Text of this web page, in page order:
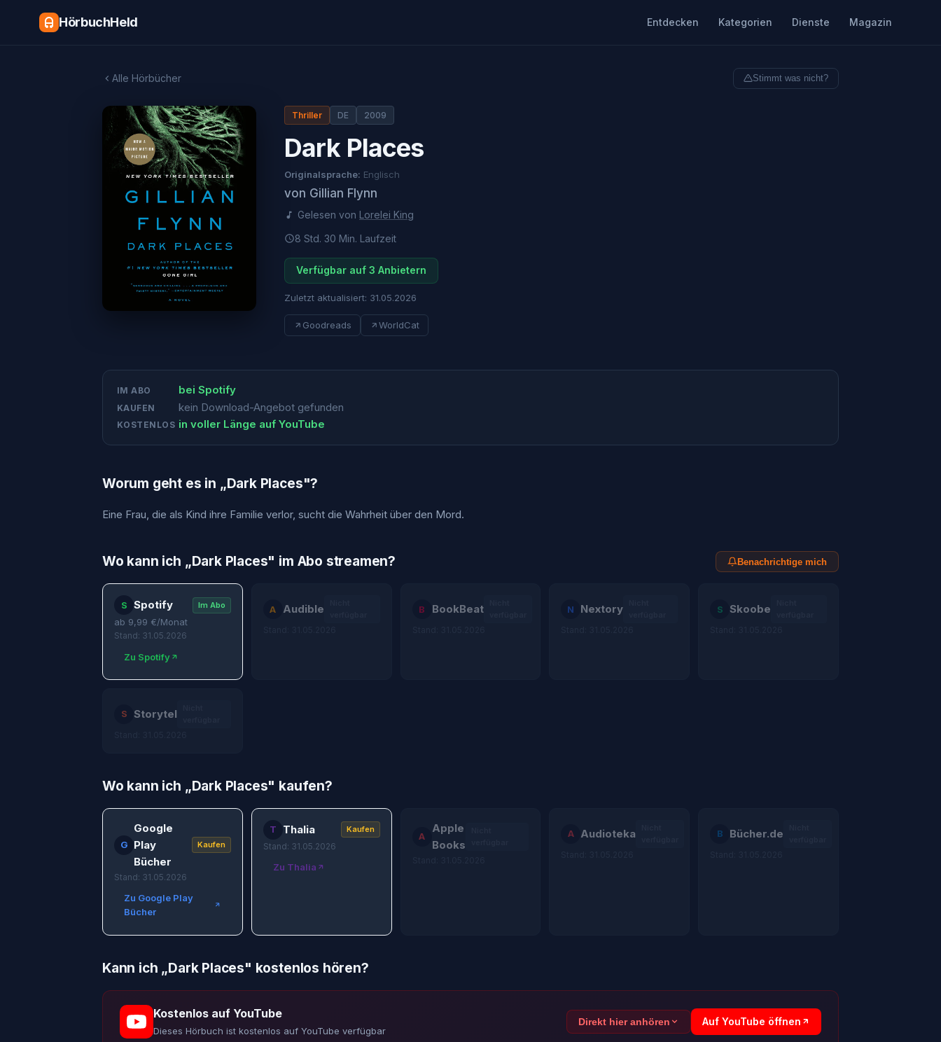
HörbuchHeld Entdecken Kategorien Dienste Magazin
Alle Hörbücher Stimmt was nicht?
Thriller DE 2009
Dark Places
Originalsprache: Englisch
von Gillian Flynn
Gelesen von Lorelei King
8 Std. 30 Min. Laufzeit
Verfügbar auf 3 Anbietern
Zuletzt aktualisiert: 31.05.2026
Goodreads WorldCat
IM ABO bei Spotify
KAUFEN kein Download-Angebot gefunden
KOSTENLOS in voller Länge auf YouTube
Worum geht es in „Dark Places"?
Eine Frau, die als Kind ihre Familie verlor, sucht die Wahrheit über den Mord.
Wo kann ich „Dark Places" im Abo streamen? Benachrichtige mich
S Spotify Im Abo
ab 9,99 €/Monat
Stand: 31.05.2026
Zu Spotify
A Audible B BookBeat N Nextory S Skoobe
S Storytel
Wo kann ich „Dark Places" kaufen?
G
Google
Play
Bücher
Kaufen
Stand: 31.05.2026
Zu Google Play
Bücher
T Thalia Kaufen
Stand: 31.05.2026
Zu Thalia
A
Apple
Books
A Audioteka B Bücher.de
Kann ich „Dark Places" kostenlos hören?
Kostenlos auf YouTube
Dieses Hörbuch ist kostenlos auf YouTube verfügbar
Direkt hier anhören Auf YouTube öffnen